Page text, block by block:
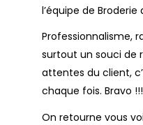
l’équipe de Broderie
Professionnalisme,
surtout un souci de
attentes du client,
chaque fois. Bravo !!!
On retourne vous